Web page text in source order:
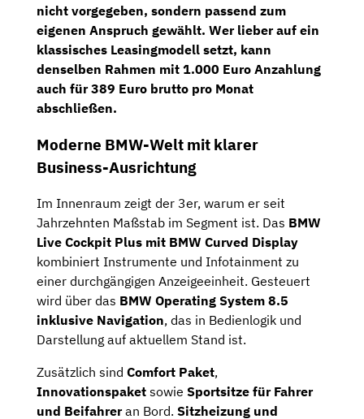
nicht vorgegeben, sondern passend zum
eigenen Anspruch gewählt. Wer lieber auf ein
klassisches Leasingmodell setzt, kann
denselben Rahmen mit 1.000 Euro Anzahlung
auch für389 Euro brutto pro Monat
abschließen.
Moderne BMW-Welt mit klarer
Business-Ausrichtung
Im Innenraum zeigt der 3er, warum er seit
Jahrzehnten Maßstab im Segment ist. Das BMW
Live Cockpit Plus mit BMW Curved Display
kombiniert Instrumente und Infotainment zu
einer durchgängigen Anzeigeeinheit. Gesteuert
wird über das BMW Operating System 8.5
inklusive Navigation, das in Bedienlogik und
Darstellung auf aktuellem Stand ist.
Zusätzlich sind Comfort Paket,
Innovationspaket sowie Sportsitze für Fahrer
und Beifahreran Bord. Sitzheizung und